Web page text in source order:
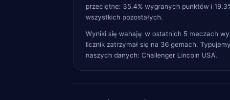
przeciętne: 35.4% wygranych punktów i
wszystkich pozostałych.
Wyniki się wahają: w ostatnich 5 meczach
licznik zatrzymał się na 36 gemach.
naszych danych: Challenger Lincoln USA.